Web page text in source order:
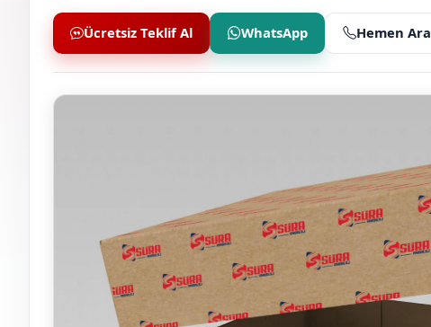
Ücretsiz Teklif Al WhatsApp Hemen Ara